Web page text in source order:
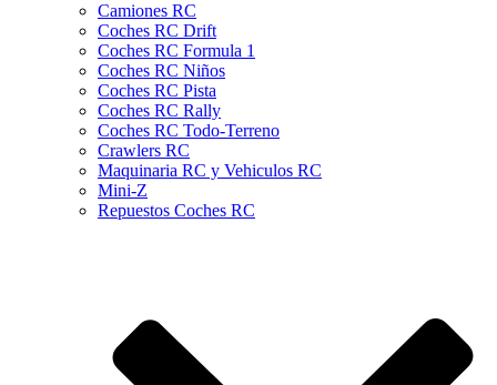
Camiones RC
Coches RC Drift
Coches RC Formula 1
Coches RC Niños
Coches RC Pista
Coches RC Rally
Coches RC Todo-Terreno
Crawlers RC
Maquinaria RC y Vehiculos RC
Mini-Z
Repuestos Coches RC